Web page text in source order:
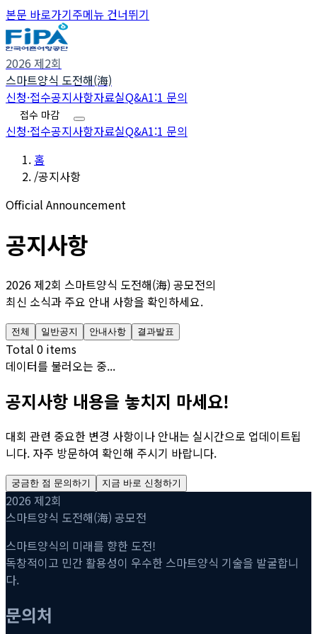
본문 바로가기주메뉴 건너뛰기
2026 제2회
스마트양식 도전해(海)
신청·접수공지사항자료실Q&A1:1 문의
접수 마감
신청·접수공지사항자료실Q&A1:1 문의
홈
/공지사항
Official Announcement
공지사항
2026 제2회 스마트양식 도전해(海) 공모전의
최신 소식과 주요 안내 사항을 확인하세요.
전체 일반공지 안내사항 결과발표
Total 0 items
데이터를 불러오는 중...
공지사항 내용을 놓치지 마세요!
대회 관련 중요한 변경 사항이나 안내는 실시간으로 업데이트됩
니다. 자주 방문하여 확인해 주시기 바랍니다.
궁금한 점 문의하기 지금 바로 신청하기
2026 제2회
스마트양식 도전해(海) 공모전
스마트양식의 미래를 향한 도전!
독창적이고 민간 활용성이 우수한 스마트양식 기술을 발굴합니
다.
문의처